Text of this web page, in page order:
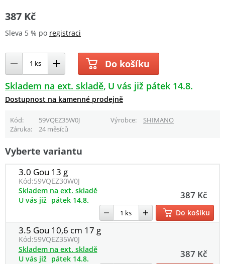
387 Kč
Sleva 5 % po registraci
Do košíku
Skladem na ext. skladě U vás již pátek 14.8.
Dostupnost na kamenné prodejně
Kód 59VQEZ35W0J Výrobce
SHIMANO
Záruka
24 měsíců
Vyberte variantu
3.0 Gou 13 g
Kód:59VQEZ30W0J
387 Kč
Skladem na ext. skladě
U vás již pátek 14.8.
Do košíku
3.5 Gou 10,6 cm 17 g
Kód:59VQEZ35W0J
387 Kč
Skladem na ext. skladě
U vás již pátek 14.8.